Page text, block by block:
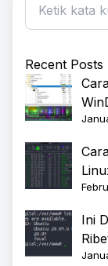
Recent Posts
Ini